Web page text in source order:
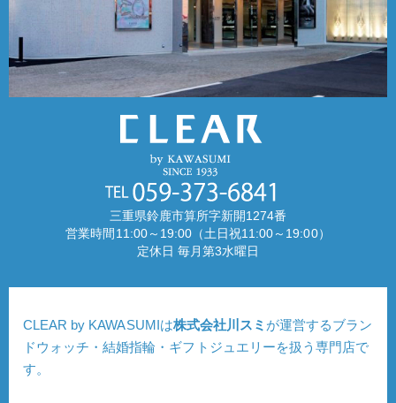
三重県鈴鹿市算所字新開1274番
営業時間11:00～19:00（土日祝11:00～19:00）
定休日 毎月第3水曜日
CLEAR by KAWASUMIは株式会社川スミ が運営するブラン
ドウォッチ・結婚指輪・ギフトジュエリーを扱う専門店で
す。